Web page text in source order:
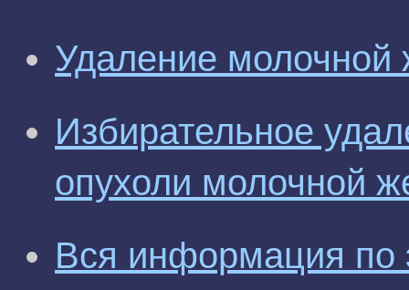
Удаление молочной
Избирательное
опухоли молочной
Вся информация по